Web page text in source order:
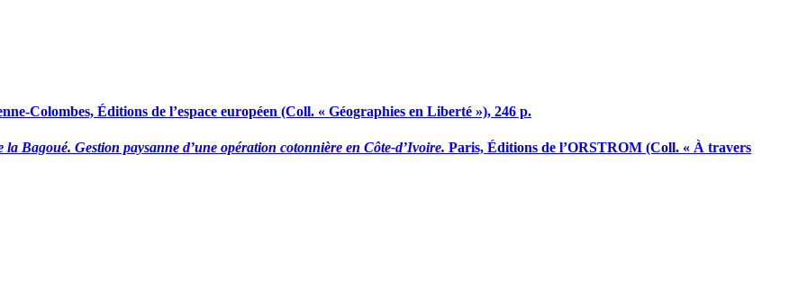
Colombes, Éditions de l’espace européen (Coll. « Géographies en Liberté »), 246 p.
la Bagoué. Gestion paysanne d’une opération cotonnière en Côte-d’Ivoire. Paris, Éditions de l’ORSTROM (Coll. « À travers